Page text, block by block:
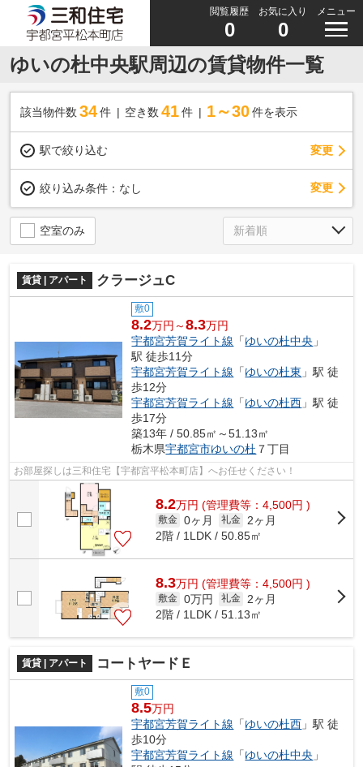
閲覧履歴
0
お気に入り
0
メニュー
ゆいの杜中央駅周辺の賃貸物件一覧
該当物件数 34件 空き数 41 件 1～30 件を表示
駅で絞り込む 変更
絞り込み条件： なし 変更
空室のみ
賃貸 | アパート クラージュC
敷0
8.2万円～8.3万円
宇都宮芳賀ライト線 「ゆいの杜中央 」
駅 徒歩11分
宇都宮芳賀ライト線 「ゆいの杜東 」駅 徒
歩12分
宇都宮芳賀ライト線 「ゆいの杜西 」駅 徒
歩17分
築13年 / 50.85㎡～51.13㎡
栃木県宇都宮市ゆいの杜 ７丁目
お部屋探しは三和住宅【宇都宮平松本町店】へお任せください！
8.2万円 (管理費等：4,500円 )
敷金 0ヶ月 礼金
2ヶ月
2階 / 1LDK / 50.85㎡
8.3万円 (管理費等：4,500円 )
敷金 0万円 礼金
2ヶ月
2階 / 1LDK / 51.13㎡
賃貸 | アパート コートヤードＥ
敷0
8.5万円
宇都宮芳賀ライト線 「ゆいの杜西 」駅 徒
歩10分
宇都宮芳賀ライト線 「ゆいの杜中央 」